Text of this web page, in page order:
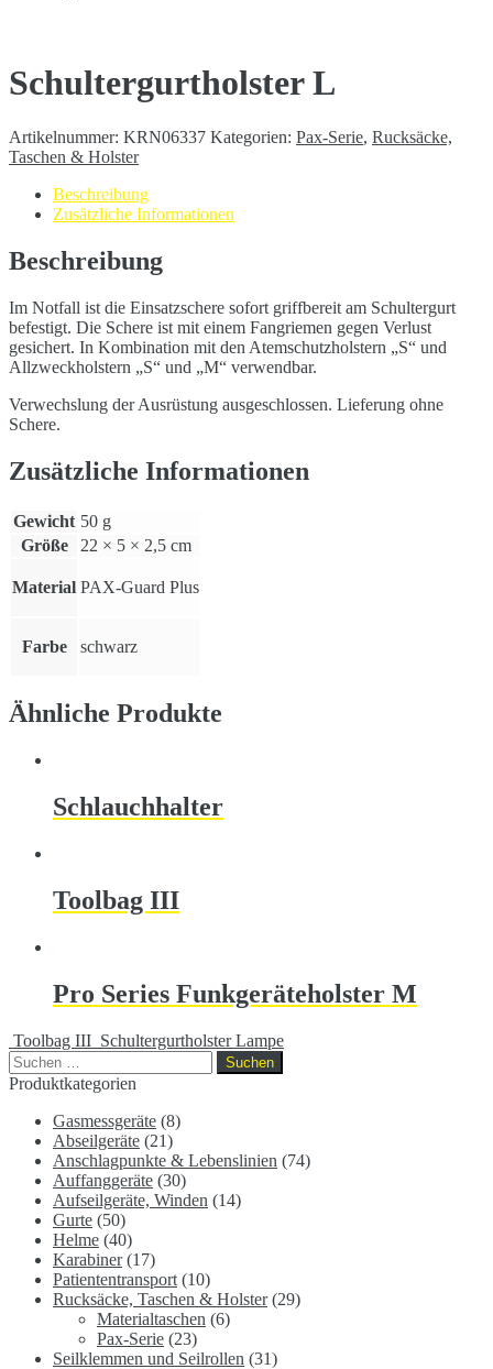
Schultergurtholster L
Artikelnummer: KRN06337 Kategorien: Pax-Serie, Rucksäcke,
Taschen & Holster
Beschreibung
Zusätzliche Informationen
Beschreibung
Im Notfall ist die Einsatzschere sofort griffbereit am Schultergurt
befestigt. Die Schere ist mit einem Fangriemen gegen Verlust
gesichert. In Kombination mit den Atemschutzholstern „S“ und
Allzweckholstern „S“ und „M“ verwendbar.
Verwechslung der Ausrüstung ausgeschlossen. Lieferung ohne
Schere.
Zusätzliche Informationen
Gewicht 50 g
Größe
22 × 5 × 2,5 cm
Material PAX-Guard Plus
Farbe schwarz
Ähnliche Produkte
Schlauchhalter
Toolbag III
Pro Series Funkgeräteholster M
Toolbag III Schultergurtholster Lampe
Suchen
nach:
Produktkategorien
Gasmessgeräte (8)
Abseilgeräte (21)
Anschlagpunkte & Lebenslinien (74)
Auffanggeräte (30)
Aufseilgeräte, Winden (14)
Gurte (50)
Helme (40)
Karabiner (17)
Patiententransport (10)
Rucksäcke, Taschen & Holster (29)
Materialtaschen (6)
Pax-Serie (23)
Seilklemmen und Seilrollen (31)